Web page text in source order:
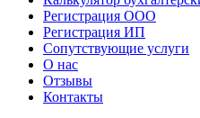
Регистрация ООО
Регистрация ИП
Сопутствующие услуги
О нас
Отзывы
Контакты